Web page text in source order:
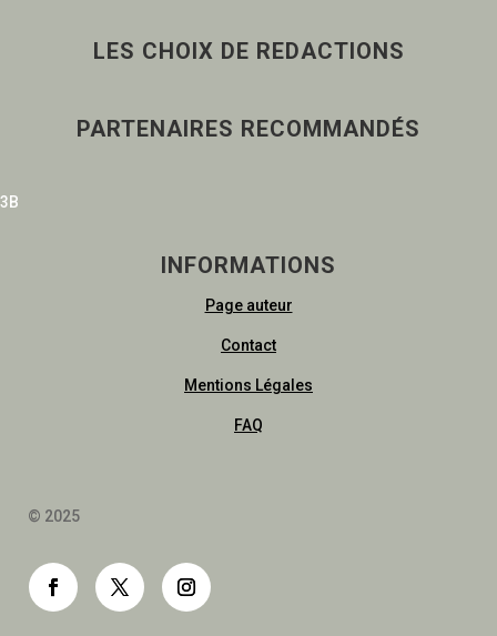
LES CHOIX DE REDACTIONS
PARTENAIRES RECOMMANDÉS
3B
INFORMATIONS
Page auteur
Contact
Mentions Légales
FAQ
© 2025